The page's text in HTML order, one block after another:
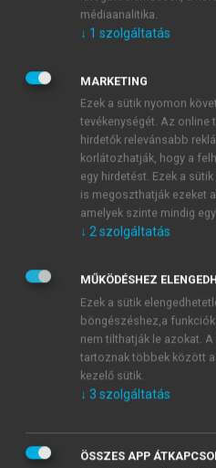
A tervezett fesztivál a
helyi értékek bemutatását
Duna jobb partján, a
menti sík vidék találkozási
kapujában fekszik.
könnyen megközelíthető
és sétahajójáratokkal. A
múlttal rendelkezik, miután
együtt 1686-ban
környezete a 19. és a 20.
világháború közötti időszak
szentendrei művésztelep
Napjainkban a város
örökség, illetve a
kortárs művészek határozzák
médiaanalitika.
↓ 1 szolgáltatás
MARKETING
Ezek a sütik nyomon
tevékenységét. Az online
hirdetők relevánsabb
korlátozhatják, hogy a
egy hirdetést. Ezek a
is megoszthatják ezeket
amelyek szinte mindig
↓ 2 szolgáltatás
MŰKÖDÉSHEZ
Ezek a sütik
böngészéshez,a
nem tilthatják le azokat.
tartoznak többek között
kezelő sütik.
↓ 3 szolgáltatás
ÖSSZES APP